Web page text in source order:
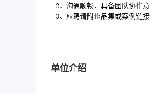
沟通顺畅具备团队协意
应聘请附品集或案例链接
单位介绍